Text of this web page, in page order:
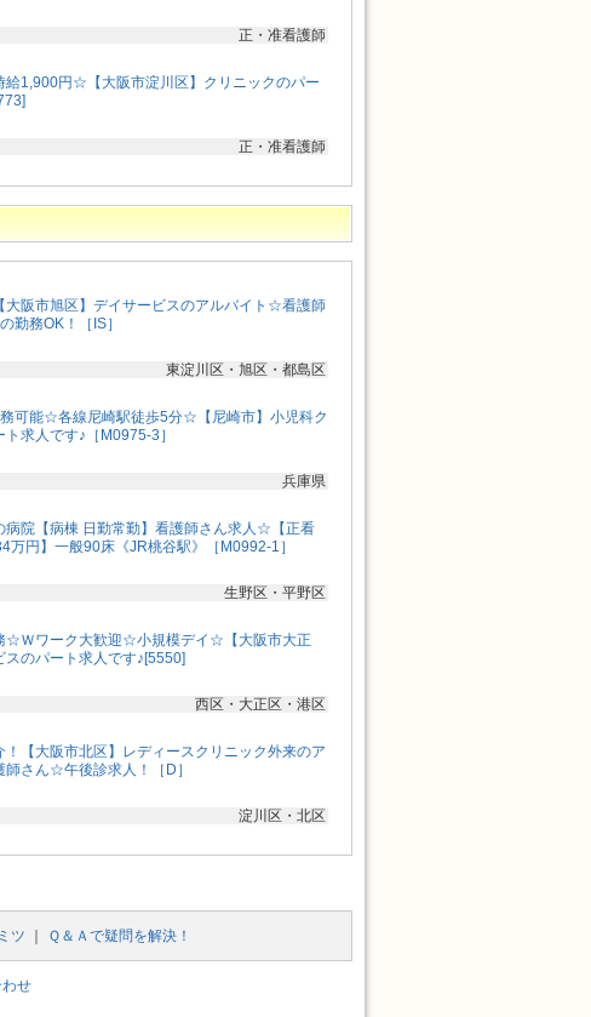
正・准看護師
1,900円☆【大阪市淀川区】クリニックのパー
正・准看護師
大阪市旭区】デイサービスのアルバイト☆看護師
勤務OK！［IS］
東淀川区・旭区・都島区
可能☆各線尼崎駅徒歩5分☆【尼崎市】小児科ク
ト求人です♪［M0975-3］
兵庫県
病院【病棟 日勤常勤】看護師さん求人☆【正看
万円】一般90床《JR桃谷駅》［M0992-1］
生野区・平野区
☆Ｗワーク大歓迎☆小規模デイ☆【大阪市大正
スのパート求人です♪[5550]
西区・大正区・港区
！【大阪市北区】レディースクリニック外来のア
さん☆午後診求人！［D］
淀川区・北区
ツ ｜ Ｑ＆Ａで疑問を解決！
せ